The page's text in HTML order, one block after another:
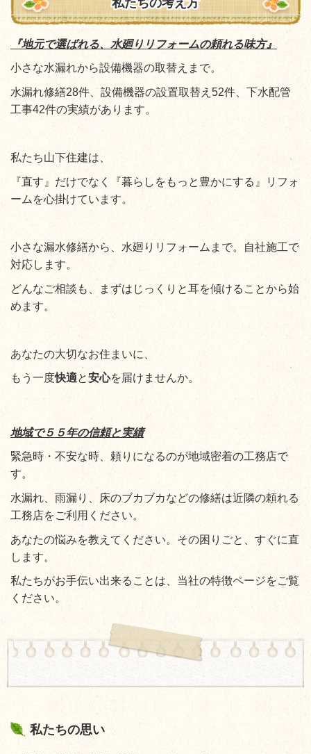
『地元で選ばれる、水廻りリフォームの頼れる味方』
小さな水漏れから設備機器の取替えまで。
水漏れ修繕28件、設備機器の設置取替え52件、下水配管
工事42件の実績があります。
私たち山下住建は、
『直す』だけでなく『暮らしをもっと豊かにする』リフォ
ームを心掛けています。
小さな漏水修繕から、 水廻りリフォーム まで。自社施工で
対応します。
どんなご相談も、まずはじっくりと耳を傾けることから始
めます。
あなたの大切なお住まいに、
もう一度快適と安心を届けませんか。
地域で５５年の信頼と実績
緊急時・不安な時、頼りになるのが地域密着の工務店で
す。
水漏れ、雨漏り、床のブカブカなどの修繕は近隣の頼れる
工務店をご利用ください。
あなたの悩みを教えてください。その困りごと、すぐに直
します。
私たちがお手伝い出来ることは、当社の特徴ページをご覧
ください。
私たちの思い